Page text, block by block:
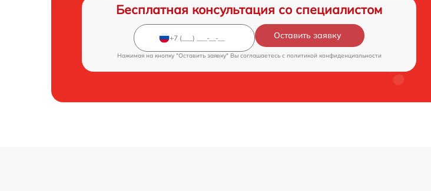
Бесплатная консультация со специалистом
Оставить заявку
Нажимая на кнопку "Оставить заявку" Вы соглашаетесь c политикой конфиденциальности